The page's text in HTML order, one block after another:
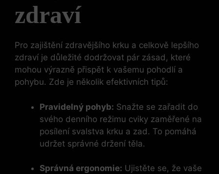
zdraví
Pro zajištění zdravějšího krku a celkově lepšího
zdraví je důležité dodržovat pár zásad, které
mohou výrazně přispět k vašemu pohodlí a
pohybu. Zde je několik efektivních tipů:
Pravidelný pohyb: Snažte se zařadit do
svého denního režimu cviky zaměřené na
posílení svalstva krku a zad. To pomáhá
udržet správné držení těla.
Správná ergonomie: Ujistěte se, že vaše